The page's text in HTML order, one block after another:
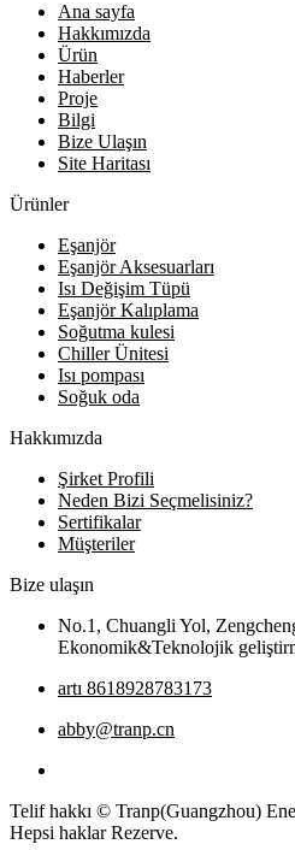
Ana sayfa
Hakkımızda
Ürün
Haberler
Proje
Bilgi
Bize Ulaşın
Site Haritası
Ürünler
Eşanjör
Eşanjör Aksesuarları
Isı Değişim Tüpü
Eşanjör Kalıplama
Soğutma kulesi
Chiller Ünitesi
Isı pompası
Soğuk oda
Hakkımızda
Şirket Profili
Neden Bizi Seçmelisiniz?
Sertifikalar
Müşteriler
Bize ulaşın
No.1, Chuangli Yol,
Ekonomik&Teknolojik
artı 8618928783173
abby@tranp.cn
Telif hakkı © Tranp(Guangzhou)
Hepsi haklar Rezerve.